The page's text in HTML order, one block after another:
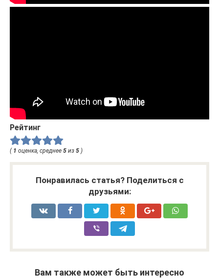
Рейтинг
( 1 оценка, среднее 5 из 5 )
Понравилась статья? Поделиться с
друзьями:
Вам также может быть интересно